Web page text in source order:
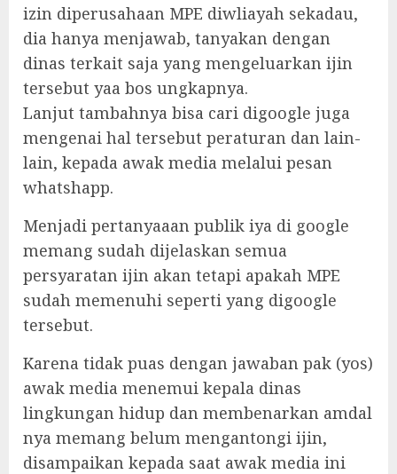
izin diperusahaan MPE diwliayah sekadau,
dia hanya menjawab, tanyakan dengan
dinas terkait saja yang mengeluarkan ijin
tersebut yaa bos ungkapnya.
Lanjut tambahnya bisa cari digoogle juga
mengenai hal tersebut peraturan dan lain-
lain, kepada awak media melalui pesan
whatshapp.
Menjadi pertanyaaan publik iya di google
memang sudah dijelaskan semua
persyaratan ijin akan tetapi apakah MPE
sudah memenuhi seperti yang digoogle
tersebut.
Karena tidak puas dengan jawaban pak (yos)
awak media menemui kepala dinas
lingkungan hidup dan membenarkan amdal
nya memang belum mengantongi ijin,
disampaikan kepada saat awak media ini